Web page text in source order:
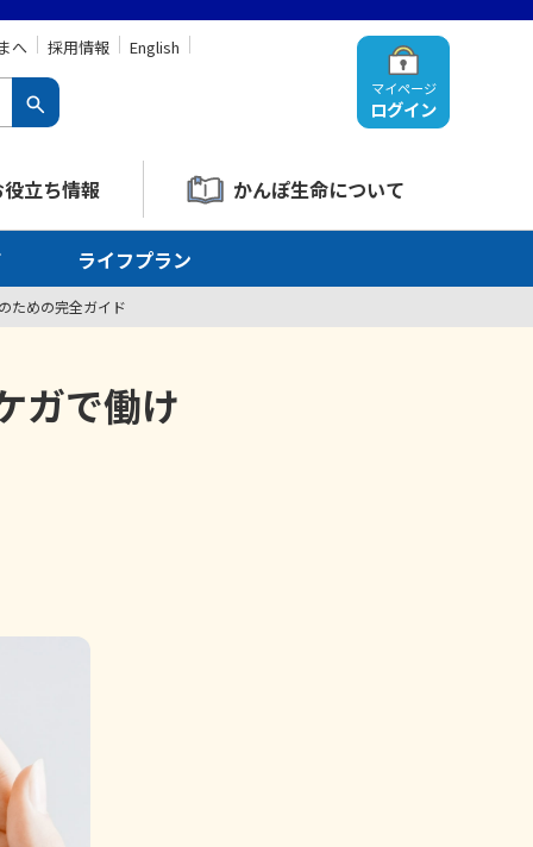
マイページ
ログイン
へ 採用情報 English
立ち情報 かんぽ生命について
ライフプラン
ための完全ガイド
ガで働け